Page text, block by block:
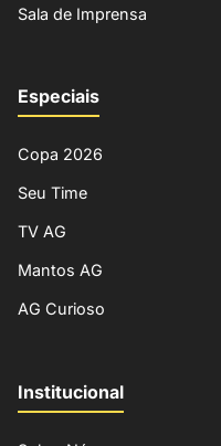
Sala de Imprensa
Especiais
Copa 2026
Seu Time
TV AG
Mantos AG
AG Curioso
Institucional